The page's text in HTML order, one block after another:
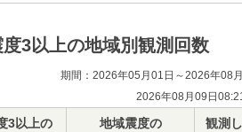
度3以上の地域別観測回数
期間：2026年05月01日～2026年08
2026年08月09日
3以上の
地域震度の
観測